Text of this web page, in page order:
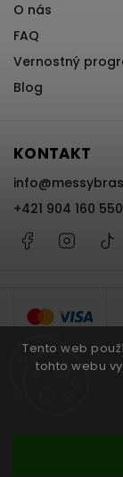
Tento web
tohto webu
O nás
FAQ
Vernostný
Blog
KONTAKT
info@
+421 904 160 550
Facebook